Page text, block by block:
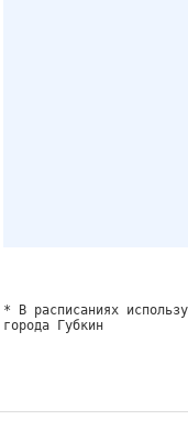
* В расписаниях
города Губкин